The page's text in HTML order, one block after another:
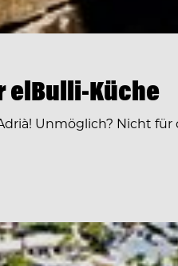
elBulli-Küche
Unmöglich? Nicht